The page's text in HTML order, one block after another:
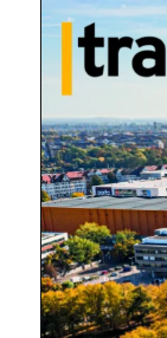
Mit
jede